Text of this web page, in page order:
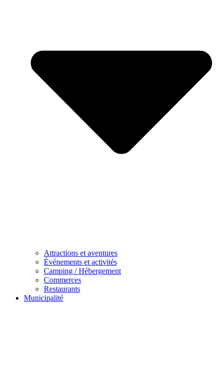
Attractions et aventures
Événements et activités
Camping / Hébergement
Commerces
Restaurants
Municipalité